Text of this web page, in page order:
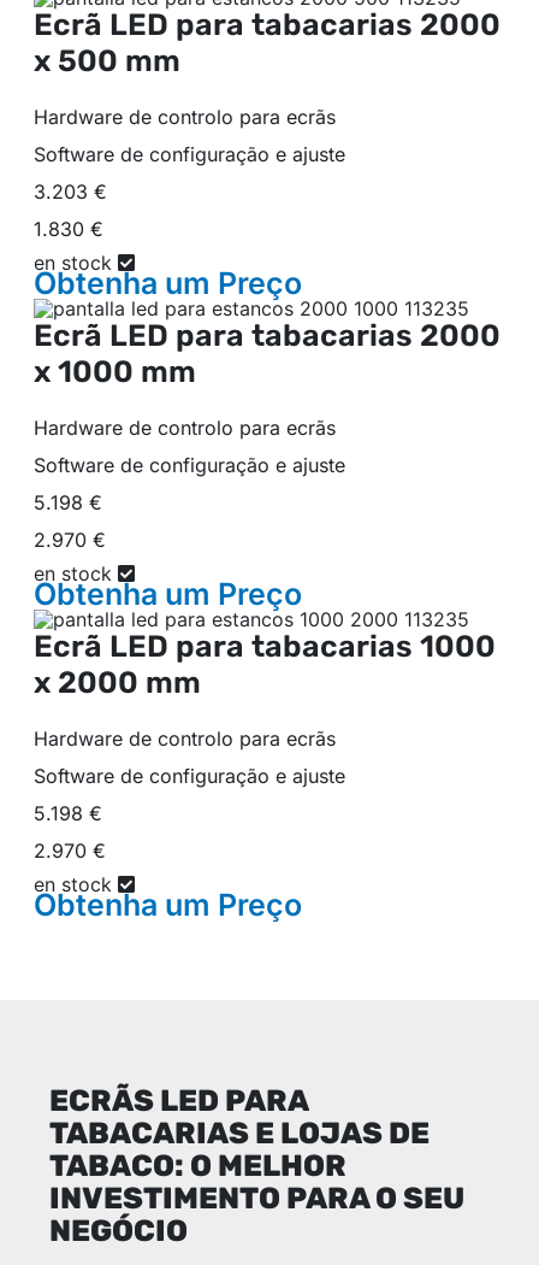
Ecrã LED para tabacarias 2000
x 500 mm
Hardware de controlo para ecrãs
Software de configuração e ajuste
3.203 €
1.830 €
en stock
Obtenha um Preço
Ecrã LED para tabacarias 2000
x 1000 mm
Hardware de controlo para ecrãs
Software de configuração e ajuste
5.198 €
2.970 €
en stock
Obtenha um Preço
Ecrã LED para tabacarias 1000
x 2000 mm
Hardware de controlo para ecrãs
Software de configuração e ajuste
5.198 €
2.970 €
en stock
Obtenha um Preço
ECRÃS LED PARA
TABACARIAS E LOJAS DE
TABACO: O MELHOR
INVESTIMENTO PARA O SEU
NEGÓCIO